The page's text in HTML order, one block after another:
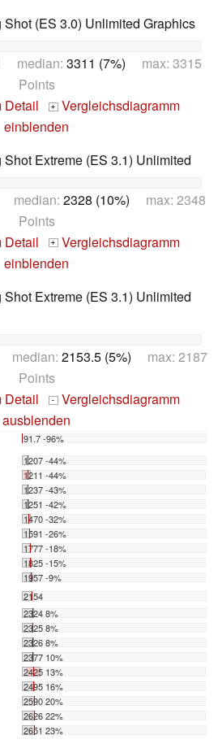
(ES 3.0) Unlimited Graphics
median: 3311 (7%) max: 3315
Points
Detail + Vergleichsdiagramm
einblenden
Extreme (ES 3.1) Unlimited
median: 2328 (10%) max: 2348
Points
Detail + Vergleichsdiagramm
einblenden
Extreme (ES 3.1) Unlimited
median: 2153.5 (5%) max: 2187
Points
Detail - Vergleichsdiagramm
ausblenden
91.7 -96%
1207 -44%
1211 -44%
1237 -43%
1251 -42%
1470 -32%
1591 -26%
1777 -18%
1825 -15%
1957 -9%
2154
2324 8%
2325 8%
2326 8%
2377 10%
2425 13%
2495 16%
2590 20%
2626 22%
2651 23%